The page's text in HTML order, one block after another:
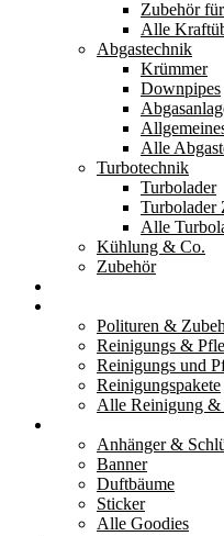
Zubehör
Alle
Abgastechnik
Krümmer
Downpipes
Alle
Turbotechnik
Turbolader
Turbolader
Alle
Kühlung & Co.
Zubehör
Polituren &
Reinigungs &
Reinigungs und
Reinigungspakete
Alle Reinigung &
Anhänger &
Banner
Duftbäume
Sticker
Alle Goodies